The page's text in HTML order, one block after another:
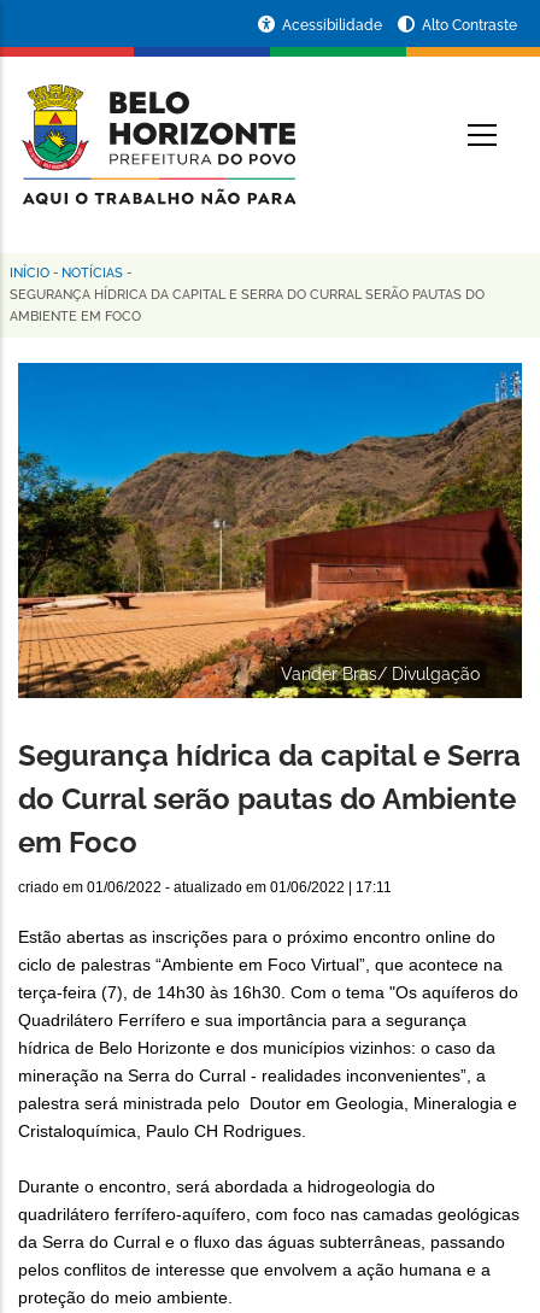
conteúdo
principal
da
Prefeitura
de
Horizonte
Acessibilidade Alto Contraste
Trilha
de
navegação
INÍCIO - NOTÍCIAS -
SEGURANÇA HÍDRICA DA CAPITAL E SERRA DO CURRAL SERÃO PAUTAS DO
AMBIENTE EM FOCO
Vander Bras/ Divulgação
Segurança hídrica da capital e Serra
do Curral serão pautas do Ambiente
em Foco
criado em 01/06/2022 - atualizado em 01/06/2022 | 17:11
Estão abertas as inscrições para o próximo encontro online do
ciclo de palestras “Ambiente em Foco Virtual”, que acontece na
terça-feira (7), de 14h30 às 16h30. Com o tema "Os aquíferos do
Quadrilátero Ferrífero e sua importância para a segurança
hídrica de Belo Horizonte e dos municípios vizinhos: o caso da
mineração na Serra do Curral - realidades inconvenientes”, a
palestra será ministrada pelo Doutor em Geologia, Mineralogia e
Cristaloquímica, Paulo CH Rodrigues.
Durante o encontro, será abordada a hidrogeologia do
quadrilátero ferrífero-aquífero, com foco nas camadas geológicas
da Serra do Curral e o fluxo das águas subterrâneas, passando
pelos conflitos de interesse que envolvem a ação humana e a
proteção do meio ambiente.